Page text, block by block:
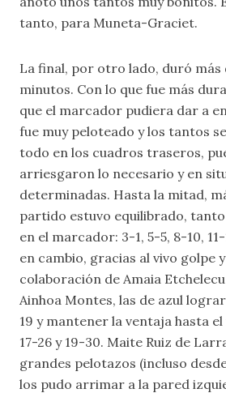
tanto, para Muneta-Graciet.
La final, por otro lado, duró más
minutos. Con lo que fue más
que el marcador pudiera dar a
fue muy peloteado y los tantos
todo en los cuadros traseros,
arriesgaron lo necesario y en
determinadas. Hasta la mitad,
partido estuvo equilibrado,
en el marcador: 3-1, 5-5, 8-10,
en cambio, gracias al vivo golpe
colaboración de Amaia
Ainhoa Montes, las de azul
19 y mantener la ventaja hasta el
17-26 y 19-30. Maite Ruiz de
grandes pelotazos (incluso
los pudo arrimar a la pared